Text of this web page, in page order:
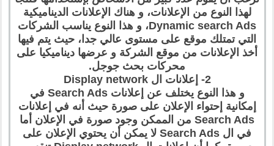
لهذا النوع من الإعلانات، و هناك الإعلانات الديناميكية
Dynamic search Ads، و هذا النوع يناسب الشركات
التي تمتلك موقع على مستوى عالي جدا، حيث يتم فيها
أخذ الإعلانات من موقع الشركة و عرضها ديناميكيا على
محركات بحث جوجل.
2- إعلانات ال Display network
و هذا النوع يختلف عن إعلانات Search Ads في
إمكانية إحتواء الإعلان على صورة حيث أنه في إعلانات
Search Ads من الممكن وجود صورة في الإعلان أما
في ال Search Ads لا يمكن أن يحتوي الإعلان على